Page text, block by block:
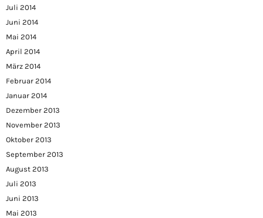
Juli 2014
Juni 2014
Mai 2014
April 2014
März 2014
Februar 2014
Januar 2014
Dezember 2013
November 2013
Oktober 2013
September 2013
August 2013
Juli 2013
Juni 2013
Mai 2013